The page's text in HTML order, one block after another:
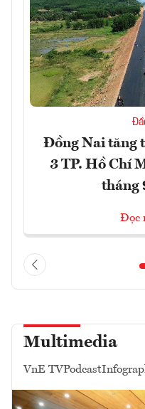
Đồng Nai tăng
3 TP. Hồ Chí
tháng
Đọc
Multimedia
VnE TVPodcast